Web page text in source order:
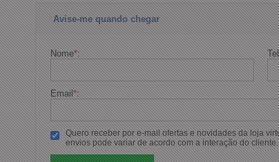
Avise-me quando chegar
Nome*:
Email*:
Quero receber por e-mail ofertas e novidades da loja
envios pode variar de acordo com a interação do cliente.